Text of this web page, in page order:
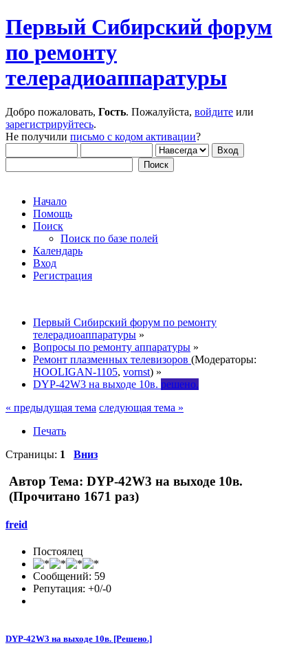
Первый Сибирский форум
по ремонту
телерадиоаппаратуры
Добро пожаловать, Гость. Пожалуйста, войдите или
зарегистрируйтесь.
Не получили письмо с кодом активации?
Начало
Помощь
Поиск
Поиск по базе полей
Календарь
Вход
Регистрация
Первый Сибирский форум по ремонту
телерадиоаппаратуры »
Вопросы по ремонту аппаратуры »
Ремонт плазменных телевизоров (Модераторы:
HOOLIGAN-1105, vornst) »
DYP-42W3 на выходе 10в. решено.
« предыдущая тема следующая тема »
Печать
Страницы: 1 Вниз
Автор Тема: DYP-42W3 на выходе 10в.
(Прочитано 1671 раз)
freid
Постоялец
Сообщений: 59
Репутация: +0/-0
DYP-42W3 на выходе 10в. [Решено.]